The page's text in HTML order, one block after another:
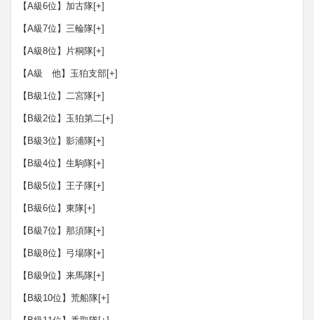
【A級6位】加古隊[+]
【A級7位】三輪隊[+]
【A級8位】片桐隊[+]
【A級 他】玉狛支部[+]
【B級1位】二宮隊[+]
【B級2位】玉狛第二[+]
【B級3位】影浦隊[+]
【B級4位】生駒隊[+]
【B級5位】王子隊[+]
【B級6位】東隊[+]
【B級7位】那須隊[+]
【B級8位】弓場隊[+]
【B級9位】来馬隊[+]
【B級10位】荒船隊[+]